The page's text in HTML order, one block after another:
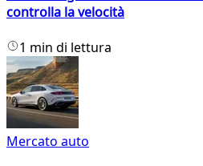
controlla la velocità
1 min di lettura
Mercato auto